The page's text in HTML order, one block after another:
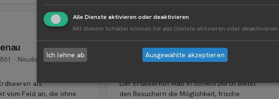
· Neudenau · Baden-
als
vom Feld an, die ohne
BETREIBER
Erdbeerhof-mall Allmendingen
Härtleweg 3 · 89604 · Allmendingen · Baden-
Der Erdbeerhof Mall in Schwörzkirch bietet
den Besuchern die Möglichkeit, frische
Alle Dienste aktivieren oder deaktivieren
Mit diesem Schalter können Sie alle Dienste aktivieren oder deaktivieren.
Ich lehne ab Ausgewählte akzeptieren